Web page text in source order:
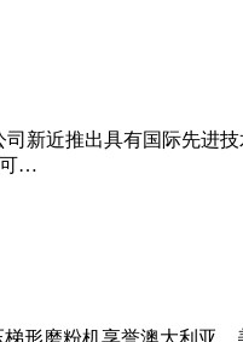
新近推出具有国际先进
可…
形磨粉机享誉澳大利亚